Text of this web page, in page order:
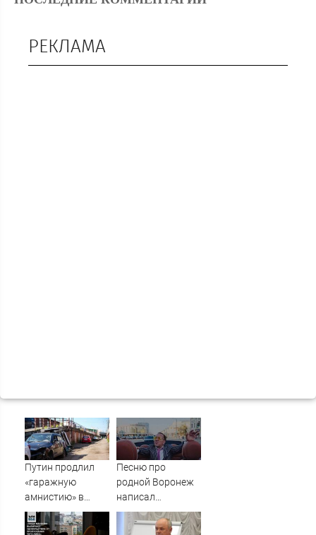
РЕКЛАМА
Путин продлил
«гаражную
амнистию» в
России до 1
сентября 2031
Песню про
родной Воронеж
написал
музыкант Михаил
Гребенщиков -